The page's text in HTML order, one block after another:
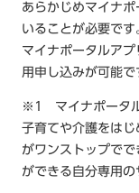
あらかじめマイナ
いることが必要です
マイナポータルア
用申し込みが可能で
※1 マイナポータ
子育てや介護をは
がワンストップで
ができる自分専用の